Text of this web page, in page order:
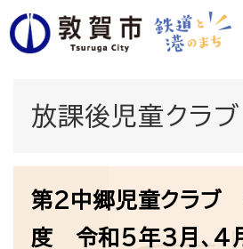
ペ
ー
頭
メニューを飛ばし
放課後児童クラブ
第2中郷児童クラブ
度 令和5年3月、4